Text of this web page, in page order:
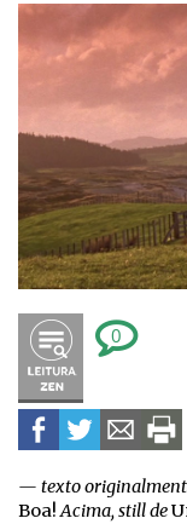
0
— texto
Boa!Acima, still de